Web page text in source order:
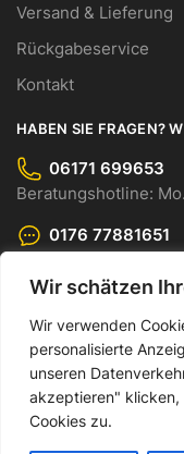
Wir schätzen
Wir verwenden
personalisierte
unseren
akzeptieren" klicken,
Cookies zu.
Versand & Lieferung
Rückgabeservice
Kontakt
HABEN SIE FRAGEN?
06171 699653
Beratungshotline:
0176 77881651
info@cmo-
Senden Sie uns
© CMO GmbH 2023
Made by Dankor